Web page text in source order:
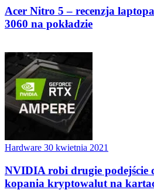
Acer Nitro 5 – recenzja
3060 na pokładzie
Hardware 30 kwietnia 2021
NVIDIA robi drugie podejście
kopania kryptowalut na